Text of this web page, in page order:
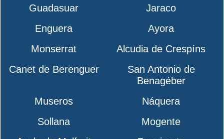
Guadasuar
Jaraco
Enguera
Ayora
Monserrat
Alcudia de Crespíns
Canet de Berenguer
San Antonio de
Benagéber
Museros
Náquera
Sollana
Mogente